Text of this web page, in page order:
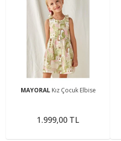
MAYORAL Kız Çocuk Elbise
1.999,00 TL